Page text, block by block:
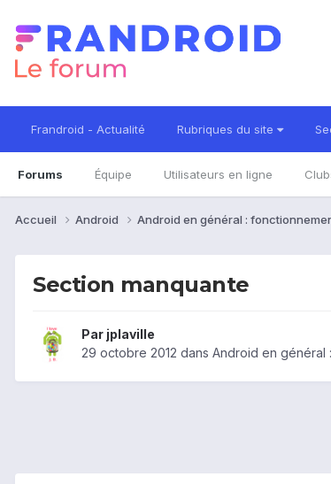
Frandroid - Actualité Rubriques du site
Forums Équipe Utilisateurs en ligne
Accueil Android Android en général :
Section manquante
Par jplaville
29 octobre 2012 dans Android en général